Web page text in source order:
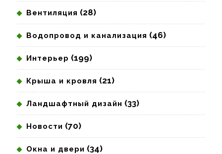
Вентиляция (28)
Водопровод и канализация (46)
Интерьер (199)
Крыша и кровля (21)
Ландшафтный дизайн (33)
Новости (70)
Окна и двери (34)